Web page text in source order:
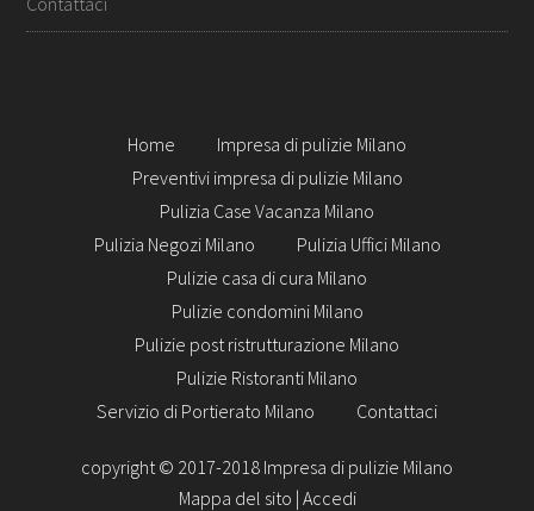
Home
Impresa di pulizie Milano
Preventivi impresa di pulizie Milano
Pulizia Case Vacanza Milano
Pulizia Negozi Milano
Pulizia Uffici Milano
Pulizie casa di cura Milano
Pulizie condomini Milano
Pulizie post ristrutturazione Milano
Pulizie Ristoranti Milano
Servizio di Portierato Milano
Contattaci
copyright © 2017-2018 Impresa di pulizie Milano
Mappa del sito | Accedi